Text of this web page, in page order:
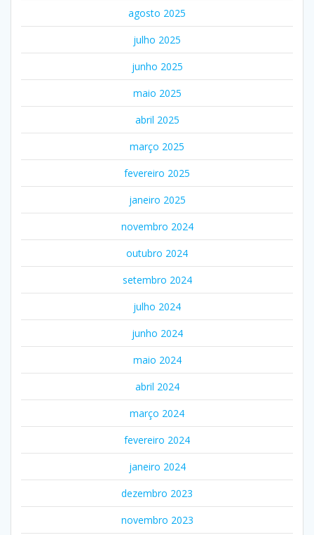
agosto 2025
julho 2025
junho 2025
maio 2025
abril 2025
março 2025
fevereiro 2025
janeiro 2025
novembro 2024
outubro 2024
setembro 2024
julho 2024
junho 2024
maio 2024
abril 2024
março 2024
fevereiro 2024
janeiro 2024
dezembro 2023
novembro 2023